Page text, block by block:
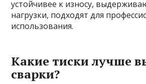
устойчивее к износу,
нагрузки, подходят для
использования.
Какие тиски лучше
сварки?